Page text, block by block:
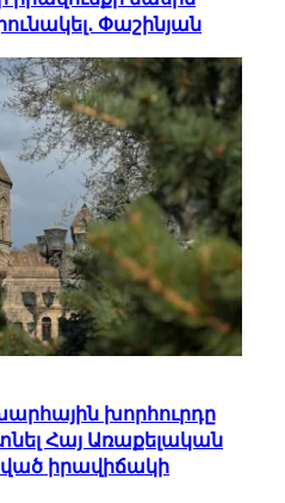
Փաշինյան
խորհուրդը
Հայ Առաքելական
իրավիճակի